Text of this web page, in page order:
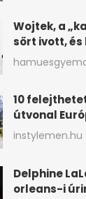
Wojtek, a
sört ivott,
Monte
10
útvonal
partok,
instylemen.hu
Delphine
orleans-i